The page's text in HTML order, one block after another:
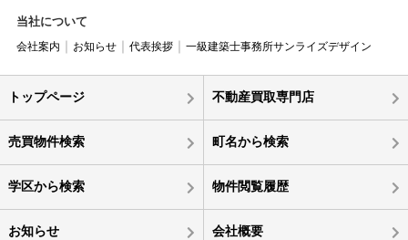
当社について
会社案内 お知らせ 代表挨拶 一級建築士事務所サンライズデザイン
トップページ 不動産買取専門店
売買物件検索 町名から検索
学区から検索 物件閲覧履歴
お知らせ 会社概要